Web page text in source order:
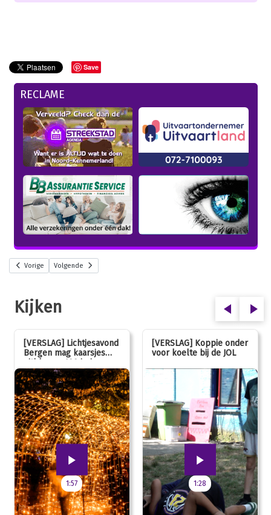
Save
RECLAME
Vorige Volgende
Kijken
[VERSLAG] Lichtjesavond
Bergen mag kaarsjes
uitblazen: 100 jarig
jubileum!
1:57
[VERSLAG] Koppie onder
voor koelte bij de JOL
1:28